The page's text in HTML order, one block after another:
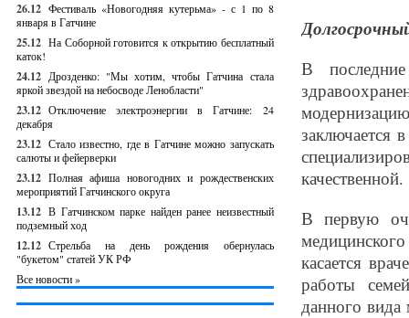
26.12 Фестиваль «Новогодняя кутерьма» - с 1 по 8
января в Гатчине
25.12 На Соборной готовится к открытию бесплатный
каток!
24.12 Дрозденко: "Мы хотим, чтобы Гатчина стала
яркой звездой на небосводе Ленобласти"
23.12 Отключение электроэнергии в Гатчине: 24
декабря
23.12 Стало известно, где в Гатчине можно запускать
салюты и фейерверки
23.12 Полная афиша новогодних и рождественских
мероприятий Гатчинского округа
13.12 В Гатчинском парке найден ранее неизвестный
подземный ход
12.12 Стрельба на день рождения обернулась
"букетом" статей УК РФ
Все новости »
В
качественной.
В первую
касается
работы
данного